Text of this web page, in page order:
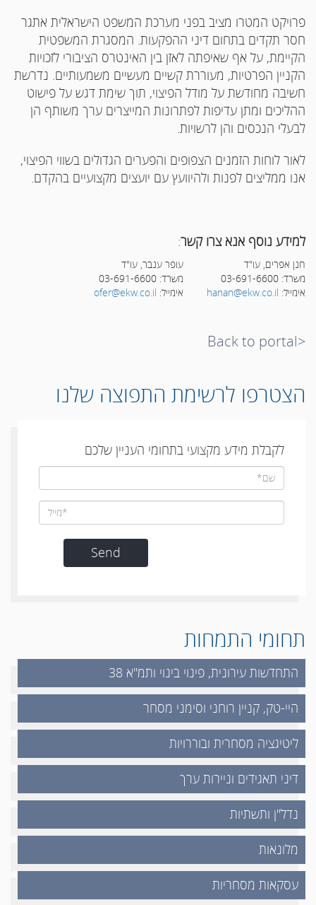
פרויקט המטרו מציב בפני מערכת המשפט הישראלית אתגר
חסר תקדים בתחום דיני ההפקעות. המסגרת המשפטית
הקיימת, על אף שאיפתה לאזן בין האינטרס הציבורי לזכויות
הקניין הפרטיות, מעוררת קשיים מעשיים משמעותיים. נדרשת
חשיבה מחודשת על מודל הפיצוי, תוך שימת דגש על פישוט
ההליכים ומתן עדיפות לפתרונות המייצרים ערך משותף הן
לבעלי הנכסים והן לרשויות.
לאור לוחות הזמנים הצפופים והפערים הגדולים בשווי הפיצוי,
אנו ממליצים לפנות ולהיוועץ עם יועצים מקצועיים בהקדם.
למידע נוסף אנא צרו קשר:
חנן אפרים, עו"ד
עופר ענבר, עו"ד
משרד: 03-691-6600
משרד: 03-691-6600
אימייל: hanan@ekw.co.il אימייל: ofer@ekw.co.il
<Back to portal
הצטרפו לרשימת התפוצה שלנו
לקבלת מידע מקצועי בתחומי העניין שלכם
תחומי התמחות
התחדשות עירונית, פינוי בינוי ותמ"א 38
היי-טק, קניין רוחני וסימני מסחר
ליטיגציה מסחרית ובוררויות
דיני תאגידים וניירות ערך
נדל"ן ותשתיות
מלונאות
עסקאות מסחריות